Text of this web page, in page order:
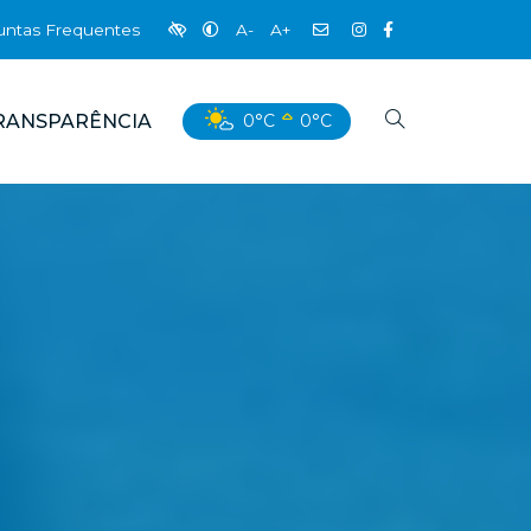
Frequentes A- A+
0°C 0°C